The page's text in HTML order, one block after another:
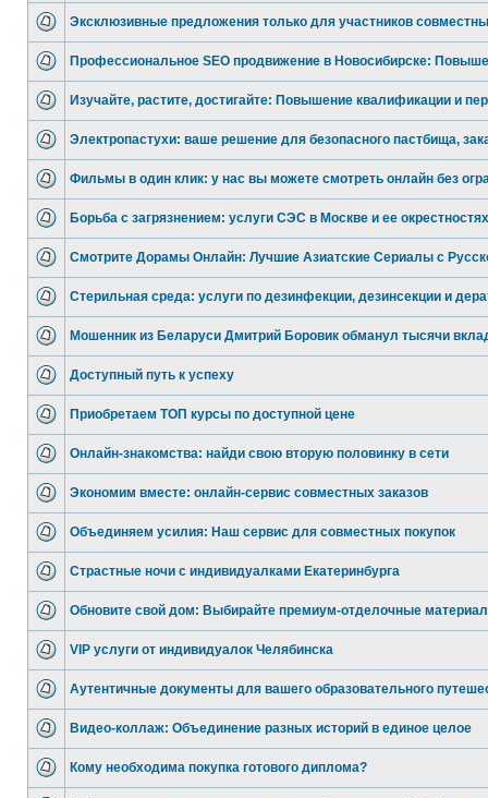
Эксклюзивные предложения только для участников
Профессиональное SEO продвижение в Новосибирске:
Изучайте, растите, достигайте: Повышение квалификации и
Электропастухи: ваше решение для безопасного пастбища,
Фильмы в один клик: у нас вы можете смотреть онлайн без
Борьба с загрязнением: услуги СЭС в Москве и ее окрестностях
Смотрите Дорамы Онлайн: Лучшие Азиатские Сериалы с
Стерильная среда: услуги по дезинфекции, дезинсекции и
Мошенник из Беларуси Дмитрий Боровик обманул тысячи
Доступный путь к успеху
Приобретаем ТОП курсы по доступной цене
Онлайн-знакомства: найди свою вторую половинку в сети
Экономим вместе: онлайн-сервис совместных заказов
Объединяем усилия: Наш сервис для совместных покупок
Страстные ночи с индивидуалками Екатеринбурга
Обновите свой дом: Выбирайте премиум-отделочные
VIP услуги от индивидуалок Челябинска
Аутентичные документы для вашего образовательного
Видео-коллаж: Объединение разных историй в единое целое
Кому необходима покупка готового диплома?